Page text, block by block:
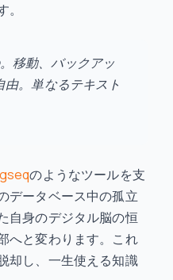
移動、バックアッ
由。単なるテキスト
のようなツールを支
データベース中の孤立
自身のデジタル脳の恒
へと変わります。これ
却し、一生使える知識